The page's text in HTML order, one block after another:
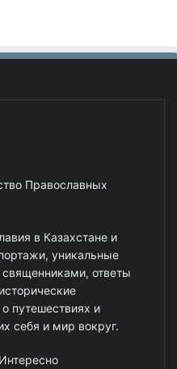
Православных
в Казахстане и
уникальные
ответы
путешествиях и
себя и мир вокруг.